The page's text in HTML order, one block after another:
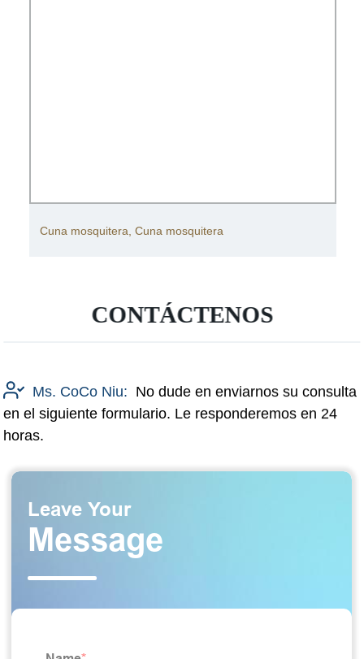
Cuna mosquitera, Cuna mosquitera
CONTÁCTENOS
Ms. CoCo Niu: No dude en enviarnos su consulta
en el siguiente formulario. Le responderemos en 24
horas.